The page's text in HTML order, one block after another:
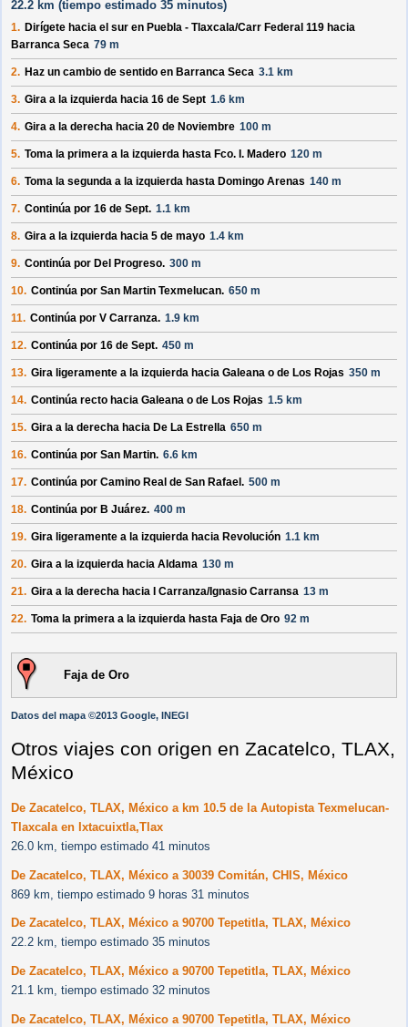
22.2 km (tiempo estimado 35 minutos)
1. Dirígete hacia el sur en Puebla - Tlaxcala/Carr Federal 119 hacia
Barranca Seca 79 m
2. Haz un cambio de sentido en Barranca Seca 3.1 km
3. Gira a la izquierda hacia 16 de Sept 1.6 km
4. Gira a la derecha hacia 20 de Noviembre 100 m
5. Toma la primera a la izquierda hasta Fco. I. Madero 120 m
6. Toma la segunda a la izquierda hasta Domingo Arenas 140 m
7. Continúa por 16 de Sept. 1.1 km
8. Gira a la izquierda hacia 5 de mayo 1.4 km
9. Continúa por Del Progreso. 300 m
10. Continúa por San Martin Texmelucan. 650 m
11. Continúa por V Carranza. 1.9 km
12. Continúa por 16 de Sept. 450 m
13. Gira ligeramente a la izquierda hacia Galeana o de Los Rojas 350 m
14. Continúa recto hacia Galeana o de Los Rojas 1.5 km
15. Gira a la derecha hacia De La Estrella 650 m
16. Continúa por San Martin. 6.6 km
17. Continúa por Camino Real de San Rafael . 500 m
18. Continúa por B Juárez. 400 m
19. Gira ligeramente a la izquierda hacia Revolución 1.1 km
20. Gira a la izquierda hacia Aldama 130 m
21. Gira a la derecha hacia I Carranza/Ignasio Carransa 13 m
22. Toma la primera a la izquierda hasta Faja de Oro 92 m
Faja de Oro
Datos del mapa ©2013 Google, INEGI
Otros viajes con origen en Zacatelco, TLAX,
México
De Zacatelco, TLAX, México a km 10.5 de la Autopista Texmelucan-
Tlaxcala en Ixtacuixtla,Tlax
26.0 km, tiempo estimado 41 minutos
De Zacatelco, TLAX, México a 30039 Comitán, CHIS, México
869 km, tiempo estimado 9 horas 31 minutos
De Zacatelco, TLAX, México a 90700 Tepetitla, TLAX, México
22.2 km, tiempo estimado 35 minutos
De Zacatelco, TLAX, México a 90700 Tepetitla, TLAX, México
21.1 km, tiempo estimado 32 minutos
De Zacatelco, TLAX, México a 90700 Tepetitla, TLAX, México